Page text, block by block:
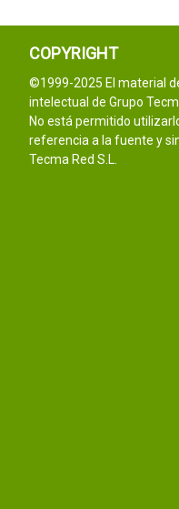
COPYRIGHT
©1999-2025 El material
intelectual de Grupo
No está permitido
referencia a la fuente y
Tecma Red S.L.